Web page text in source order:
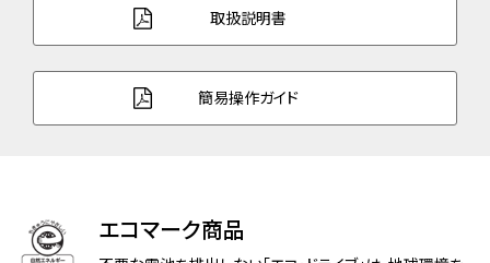
バンド調整可能サイ
142～210mm
デュアル球面サファイアガラス（クラリティ・
コーティング）
取扱説明書
簡易操作ガイド
エコマーク商品